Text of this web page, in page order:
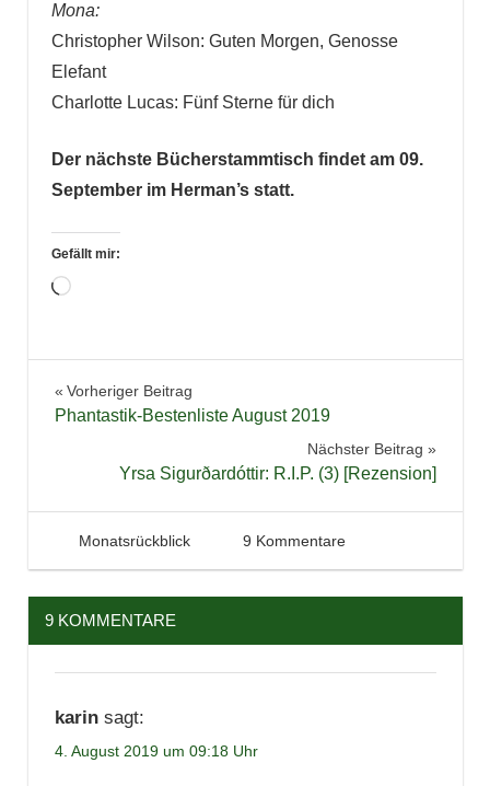
Mona:
Christopher Wilson: Guten Morgen, Genosse
Elefant
Charlotte Lucas: Fünf Sterne für dich
Der nächste Bücherstammtisch findet am 09.
September im Herman’s statt.
Gefällt mir:
Wird
Highlights
Thriller
Beitragsnavigation
Vorheriger Beitrag
Phantastik-Bestenliste August 2019
Nächster Beitrag
Yrsa Sigurðardóttir: R.I.P. (3) [Rezension]
4. August 2019
Tintenhain
Monatsrückblick 9 Kommentare
9 KOMMENTARE
karin sagt:
4. August 2019 um 09:18 Uhr